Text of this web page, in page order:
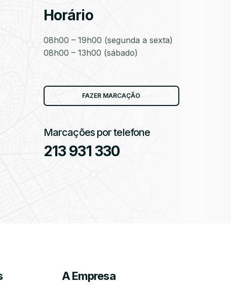
Horário
08h00 – 19h00 (segunda a sexta)
08h00 – 13h00 (sábado)
FAZER MARCAÇÃO
Marcações por telefone
213 931 330
A Empresa